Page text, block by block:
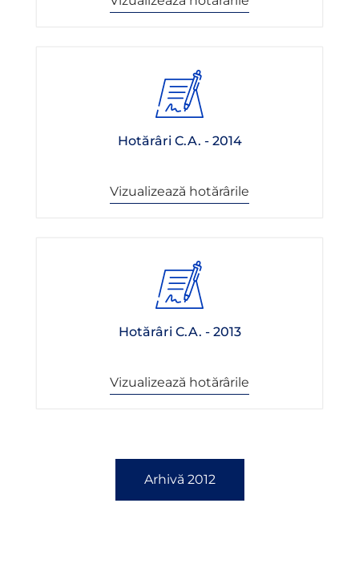
Hotărâri C.A. - 2014
Vizualizează hotărârile
Hotărâri C.A. - 2013
Vizualizează hotărârile
Arhivă 2012